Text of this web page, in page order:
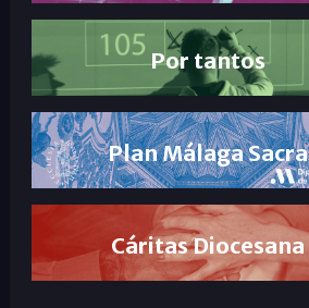
Por tantos
Plan Málaga Sacra
Cáritas Diocesana